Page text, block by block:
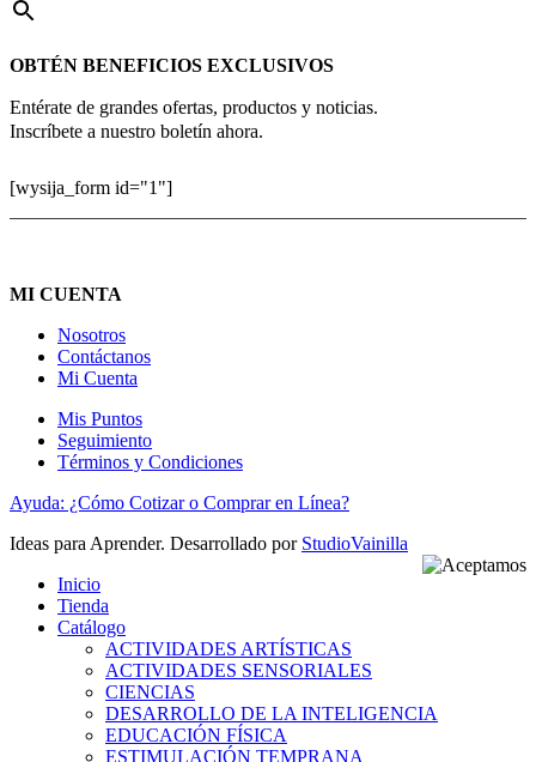
OBTÉN BENEFICIOS EXCLUSIVOS
Entérate de grandes ofertas, productos y noticias.
Inscríbete a nuestro boletín ahora.
[wysija_form id="1"]
MI CUENTA
Nosotros
Contáctanos
Mi Cuenta
Mis Puntos
Seguimiento
Términos y Condiciones
Ayuda: ¿Cómo Cotizar o Comprar en Línea?
Ideas para Aprender. Desarrollado por StudioVainilla
Inicio
Tienda
Catálogo
ACTIVIDADES ARTÍSTICAS
ACTIVIDADES SENSORIALES
CIENCIAS
DESARROLLO DE LA INTELIGENCIA
EDUCACIÓN FÍSICA
ESTIMULACIÓN TEMPRANA